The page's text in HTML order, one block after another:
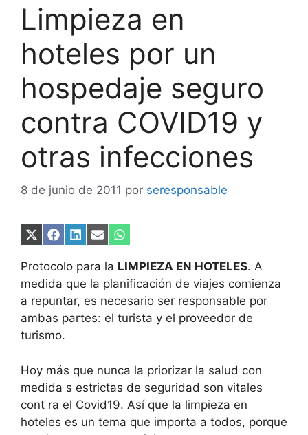
Limpieza en
hoteles por un
hospedaje seguro
contra COVID19 y
otras infecciones
8 de junio de 2011 por seresponsable
Compartir
X
(Twitter)
Compartir
Facebook
Compartir
LinkedIn
Compartir
Email
Compartir
WhatsApp
Protocolo para la LIMPIEZA EN HOTELES. A
medida que la planificación de viajes comienza
a repuntar, es necesario ser responsable por
ambas partes: el turista y el proveedor de
turismo.
Hoy más que nunca la priorizar la salud con
medida s estrictas de seguridad son vitales
cont ra el Covid19. Así que la limpieza en
hoteles es un tema que importa a todos, porque